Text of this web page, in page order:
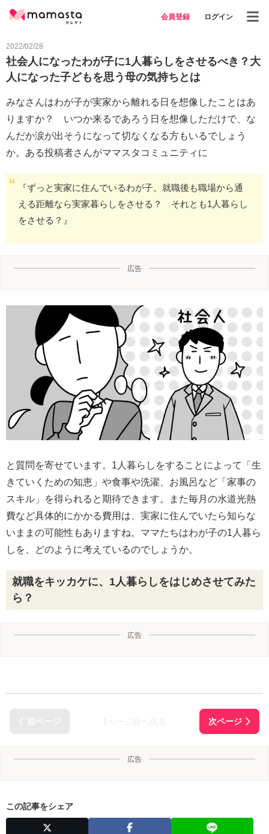
会員登録 ログイン
2022/02/28
社会人になったわが子に1人暮らしをさせるべき？大
人になった子どもを思う母の気持ちとは
みなさんはわが子が実家から離れる日を想像したことはあ
りますか？ いつか来るであろう日を想像しただけで、な
んだか涙が出そうになって切なくなる方もいるでしょう
か。ある投稿者さんがママスタコミュニティに
『ずっと実家に住んでいるわが子。就職後も職場から通
える距離なら実家暮らしをさせる？ それとも1人暮らし
をさせる？』
広告
と質問を寄せています。1人暮らしをすることによって「生
きていくための知恵」や食事や洗濯、お風呂など「家事の
スキル」を得られると期待できます。また毎月の水道光熱
費など具体的にかかる費用は、実家に住んでいたら知らな
いままの可能性もありますね。ママたちはわが子の1人暮ら
しを、どのように考えているのでしょうか。
就職をキッカケに、1人暮らしをはじめさせてみた
ら？
広告
広告
この記事をシェア